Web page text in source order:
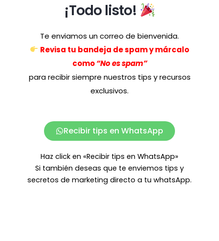
¡Todo listo!
Te enviamos un correo de bienvenida.
Revisa tu bandeja de spamymárcalo
como“No es spam”
para recibir siempre nuestros tips y recursos
exclusivos.
Recibir tips en WhatsApp
Haz click en «Recibir tips en WhatsApp»
Si también deseas que te enviemos tips y
secretos de marketing directo a tu whatsApp.